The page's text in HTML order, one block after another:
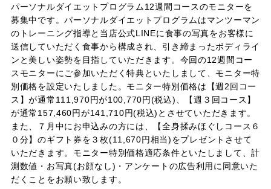
パーソナルダイエットプログラム12週間コースのモニターを
募集中です。パーソナルダイエットプログラムはマンツーマン
のトレーニング指導と当店公式LINEに食事の写真をお客様に
送信していただく食事から構成され、引き締まったボディライ
ンと美しい姿勢を目指していただきます。今回の12週間コー
スモニターにご参加いただく特典といたしまして、モニター特
別価格を設定いたしました。モニター特別価格は【週2回コー
ス】が通常111,970円が100,770円(税込)、【週３回コース】
が通常157,460円が141,710円(税込)とさせていただきます。
また、７月中にお申込みの方には、【全身揉みほぐしコース６
０分】のギフト券を３枚(11,670円相当)をプレゼントさせて
いただきます。モニター特別価格適応条件といたしまして、計
測数値・お写真(お顔なし)・アンケートの広告利用に同意いた
だくことをお願い致します。